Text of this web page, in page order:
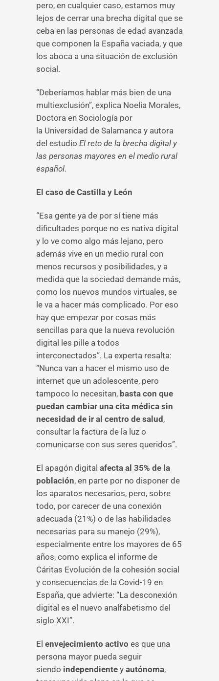
pero, en cualquier caso, estamos muy
lejos de cerrar una brecha digital que se
ceba en las personas de edad avanzada
que componen la España vaciada, y que
los aboca a una situación de exclusión
social.
“Deberíamos hablar más bien de una
multiexclusión”, explica Noelia Morales,
Doctora en Sociología por
la Universidad de Salamanca y autora
del estudio El reto de la brecha digital y
las personas mayores en el medio rural
español.
El caso de Castilla y León
“Esa gente ya de por sí tiene más
dificultades porque no es nativa digital
y lo ve como algo más lejano, pero
además vive en un medio rural con
menos recursos y posibilidades, y a
medida que la sociedad demande más,
como los nuevos mundos virtuales, se
le va a hacer más complicado. Por eso
hay que empezar por cosas más
sencillas para que la nueva revolución
digital les pille a todos
interconectados”. La experta resalta:
“Nunca van a hacer el mismo uso de
internet que un adolescente, pero
tampoco lo necesitan, basta con que
puedan cambiar una cita médica sin
necesidad de ir al centro de salud ,
consultar la factura de la luz o
comunicarse con sus seres queridos”.
El apagón digital afecta al 35% de la
población, en parte por no disponer de
los aparatos necesarios, pero, sobre
todo, por carecer de una conexión
adecuada (21%) o de las habilidades
necesarias para su manejo (29%),
especialmente entre los mayores de 65
años, como explica el informe de
Cáritas Evolución de la cohesión social
y consecuencias de la Covid-19 en
España, que advierte: “La desconexión
digital es el nuevo analfabetismo del
siglo XXI”.
El envejecimiento activo es que una
persona mayor pueda seguir
siendo independiente y autónoma,